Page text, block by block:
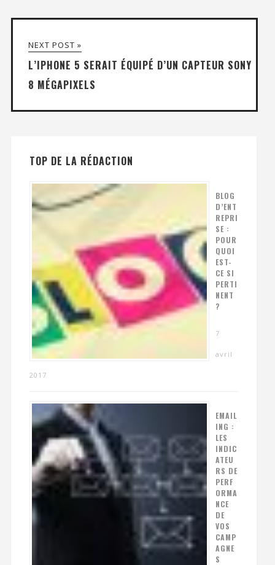
NEXT POST »
L’IPHONE 5 SERAIT ÉQUIPÉ D’UN CAPTEUR SONY
8 MÉGAPIXELS
TOP DE LA RÉDACTION
BLOG
D’ENT
REPRI
SE :
POUR
QUOI
EST-
CE SI
PERTI
NENT
?
7
avril
2017
EMAIL
ING :
LES
INDIC
ATEU
RS DE
PERF
ORMA
NCE
DE
VOS
CAMP
AGNE
S